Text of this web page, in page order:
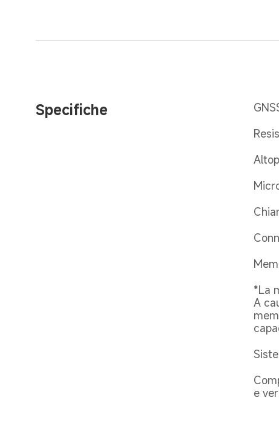
Specifiche
*La
A
e